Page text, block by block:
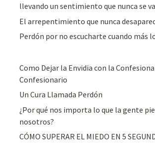
llevando un sentimiento que nunca se
El arrepentimiento que nunca
Perdón por no escucharte cuando más
Como Dejar la Envidia con la
Confesionario
Un Cura Llamada Perdón
¿Por qué nos importa lo que la gente
nosotros?
CÓMO SUPERAR EL MIEDO EN 5